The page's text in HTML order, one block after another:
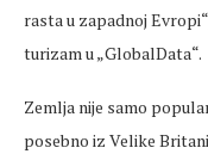
rasta u zapadnoj
turizam u „GlobalData“.
Zemlja nije samo
posebno iz Velike